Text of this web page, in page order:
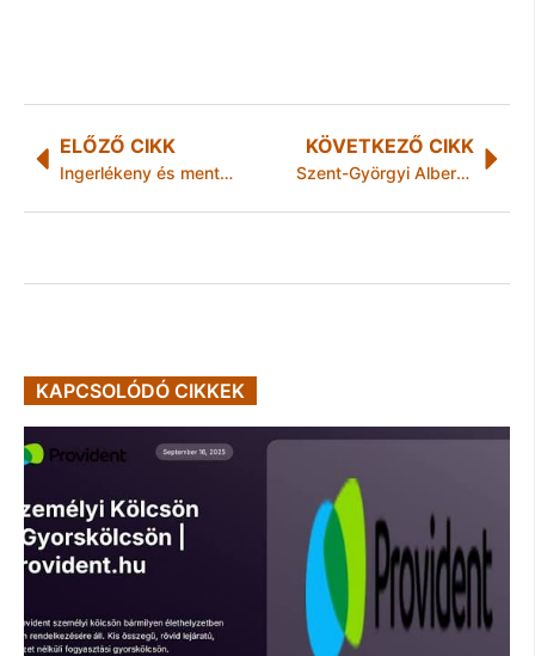
ELŐZŐ CIKK
Ingerlékeny és mentálisan kimerült a magyar
KÖVETKEZŐ CIKK
Szent-Györgyi Albert születésnapja, szeptember 16.: a C-vitamin napja
KAPCSOLÓDÓ CIKKEK